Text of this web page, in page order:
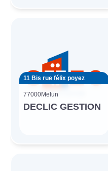
11 Bis rue félix poyez
77000Melun
DECLIC GESTION